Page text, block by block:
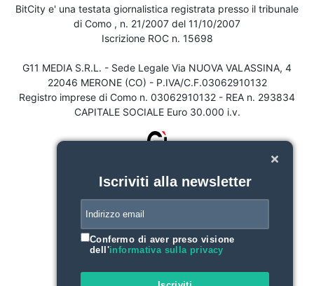
BitCity e' una testata giornalistica registrata presso il tribunale
di Como , n. 21/2007 del 11/10/2007
Iscrizione ROC n. 15698
G11 MEDIA S.R.L. - Sede Legale Via NUOVA VALASSINA, 4
22046 MERONE (CO) - P.IVA/C.F.03062910132
Registro imprese di Como n. 03062910132 - REA n. 293834
CAPITALE SOCIALE Euro 30.000 i.v.
Iscriviti alla newsletter
Confermo di aver preso visione
dell'informativa sulla privacy